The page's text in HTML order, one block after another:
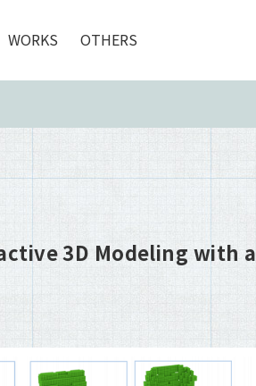
WORKS OTHERS
3D Modeling with a